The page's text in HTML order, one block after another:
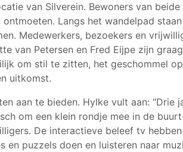
van Silverein. Bewoners van beide
Langs het wandelpad
Medewerkers, bezoekers en
van Petersen en Fred Eijpe zijn
om stil te zitten, het geschommel
uitkomst.
aan te bieden. Hylke vult aan: “Drie
om een klein rondje mee in de
De interactieve beleef tv
en puzzels doen en luisteren naar